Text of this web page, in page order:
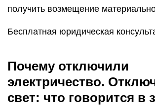
получить возмещение
Бесплатная юридическая
Почему отключили
электричество.
свет: что говорится в